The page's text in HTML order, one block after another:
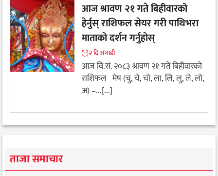
आज श्रावण २१ गते बिहीवारको
हेर्नुस् राशिफल सेयर गरी पाथिभरा
माताको दर्शन गर्नुहोस्
२ दि अगाडी
आज वि.सं. २०८३ श्रावण २१ गते बिहीवारको
राशिफल मेष (चु, चे, चो, ला, लि, लु, ले, लो,
अ) –...[...]
ताजा समाचार